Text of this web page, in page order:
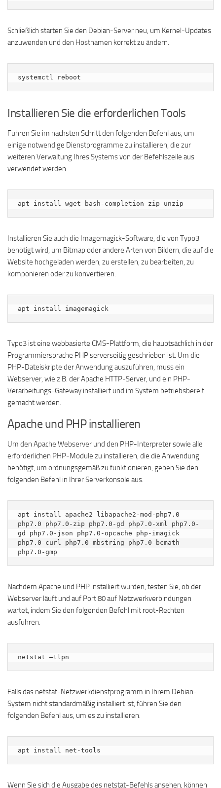
Schließlich starten Sie den Debian-Server neu, um Kernel-Updates
anzuwenden und den Hostnamen korrekt zu ändern.
systemctl reboot
Installieren Sie die erforderlichen Tools
Führen Sie im nächsten Schritt den folgenden Befehl aus, um
einige notwendige Dienstprogramme zu installieren, die zur
weiteren Verwaltung Ihres Systems von der Befehlszeile aus
verwendet werden.
apt install wget bash-completion zip unzip
Installieren Sie auch die Imagemagick-Software, die von Typo3
benötigt wird, um Bitmap oder andere Arten von Bildern, die auf die
Website hochgeladen werden, zu erstellen, zu bearbeiten, zu
komponieren oder zu konvertieren.
apt install imagemagick
Typo3 ist eine webbasierte CMS-Plattform, die hauptsächlich in der
Programmiersprache PHP serverseitig geschrieben ist. Um die
PHP-Dateiskripte der Anwendung auszuführen, muss ein
Webserver, wie z.B. der Apache HTTP-Server, und ein PHP-
Verarbeitungs-Gateway installiert und im System betriebsbereit
gemacht werden.
Apache und PHP installieren
Um den Apache Webserver und den PHP-Interpreter sowie alle
erforderlichen PHP-Module zu installieren, die die Anwendung
benötigt, um ordnungsgemäß zu funktionieren, geben Sie den
folgenden Befehl in Ihrer Serverkonsole aus.
apt install apache2 libapache2-mod-php7.0
php7.0 php7.0-zip php7.0-gd php7.0-xml php7.0-
gd php7.0-json php7.0-opcache php-imagick
php7.0-curl php7.0-mbstring php7.0-bcmath
php7.0-gmp
Nachdem Apache und PHP installiert wurden, testen Sie, ob der
Webserver läuft und auf Port 80 auf Netzwerkverbindungen
wartet, indem Sie den folgenden Befehl mit root-Rechten
ausführen.
netstat –tlpn
Falls das netstat-Netzwerkdienstprogramm in Ihrem Debian-
System nicht standardmäßig installiert ist, führen Sie den
folgenden Befehl aus, um es zu installieren.
apt install net-tools
Wenn Sie sich die Ausgabe des netstat-Befehls ansehen, können